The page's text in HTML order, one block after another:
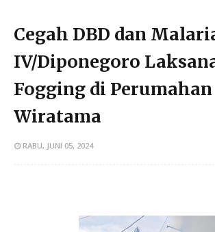
Cegah DBD dan
IV/Diponegoro
Fogging di Perumahan
Wiratama
RABU, JUNI 05, 2024